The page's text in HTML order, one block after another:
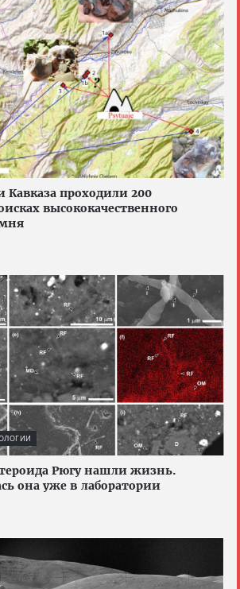
проходили 200
высококачественного
Рюгу нашли жизнь.
она уже в лаборатории